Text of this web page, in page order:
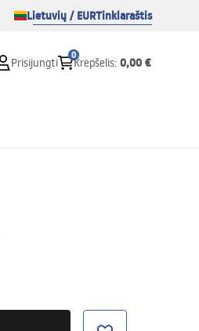
Lietuvių / EURTinklaraštis
Prisijungti
0
Krepšelis: 0,00 €